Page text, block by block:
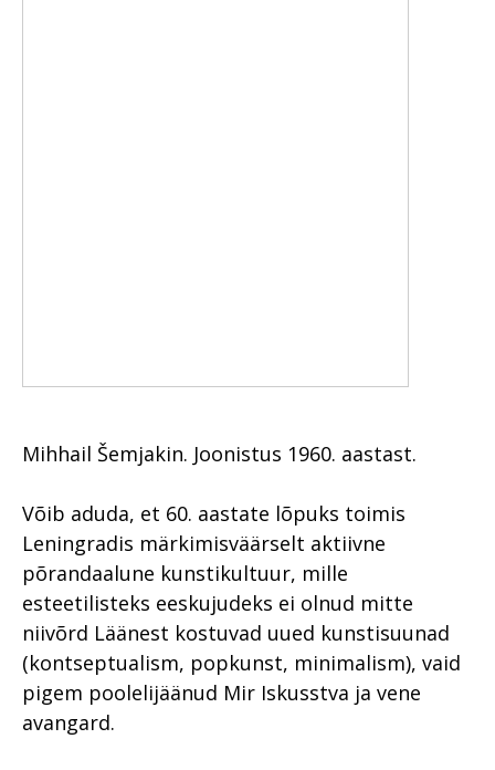
Mihhail Šemjakin. Joonistus 1960. aastast.
Võib aduda, et 60. aastate lõpuks toimis
Leningradis märkimisväärselt aktiivne
põrandaalune kunstikultuur, mille
esteetilisteks eeskujudeks ei olnud mitte
niivõrd Läänest kostuvad uued kunstisuunad
(kontseptualism, popkunst, minimalism), vaid
pigem poolelijäänud Mir Iskusstva ja vene
avangard.